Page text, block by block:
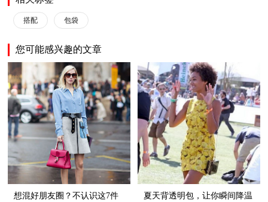
搭配 包袋
您可能感兴趣的文章
想混好朋友圈？不认识这7件
夏天背透明包，让你瞬间降温